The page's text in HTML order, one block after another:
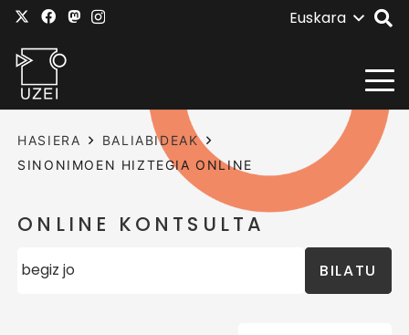
Euskara
HASIERA
BALIABIDEAK
SINONIMOEN HIZTEGIA ONLINE
ONLINE KONTSULTA
BILATU